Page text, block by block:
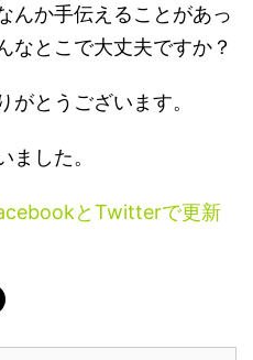
んか手伝えることがあっ
なとこで大丈夫ですか？
がとうございます。
ました。
とTwitterで更新